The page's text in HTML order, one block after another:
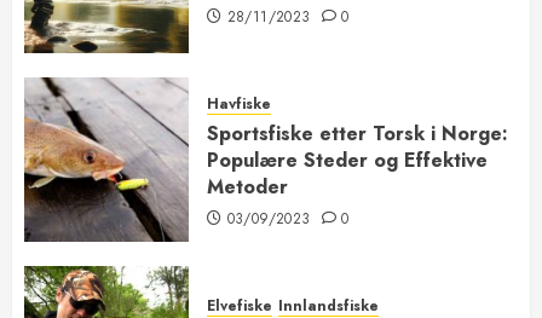
28/11/2023 0
Havfiske
Sportsfiske etter Torsk i Norge:
Populære Steder og Effektive
Metoder
03/09/2023 0
Elvefiske Innlandsfiske